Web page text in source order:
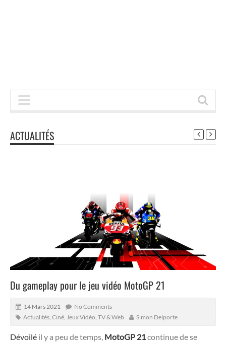
ACTUALITÉS
Du gameplay pour le jeu vidéo MotoGP 21
14 Mars 2021
No Comments
Actualités Ciné, Jeux Vidéo, TV & Web Simon Delporte
Dévoilé il y a peu de temps, MotoGP 21continue de se